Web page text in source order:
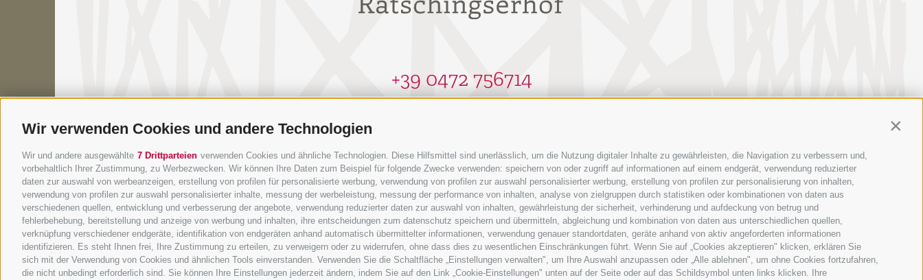
Wir verwenden Cookies und andere Technologien
Wir und andere ausgewählte 7 Drittparteien verwenden Cookies und ähnliche Technologien. Diese Hilfsmittel sind unerlässlich, um die Nutzung digitaler Inhalte zu gewährleisten, die Navigation zu verbessern und,
vorbehaltlich Ihrer Zustimmung, zu Werbezwecken. Wir können Ihre Daten zum Beispiel für folgende Zwecke verwenden: speichern von oder zugriff auf informationen auf einem endgerät, verwendung reduzierter
daten zur auswahl von werbeanzeigen, erstellung von profilen für personalisierte werbung, verwendung von profilen zur auswahl personalisierter werbung, erstellung von profilen zur personalisierung von inhalten,
verwendung von profilen zur auswahl personalisierter inhalte, messung der werbeleistung, messung der performance von inhalten, analyse von zielgruppen durch statistiken oder kombinationen von daten aus
verschiedenen quellen, entwicklung und verbesserung der angebote, verwendung reduzierter daten zur auswahl von inhalten, gewährleistung der sicherheit, verhinderung und aufdeckung von betrug und
fehlerbehebung, bereitstellung und anzeige von werbung und inhalten, ihre entscheidungen zum datenschutz speichern und übermitteln, abgleichung und kombination von daten aus unterschiedlichen quellen,
verknüpfung verschiedener endgeräte, identifikation von endgeräten anhand automatisch übermittelter informationen, verwendung genauer standortdaten, geräte anhand von aktiv angeforderten informationen
identifizieren. Es steht Ihnen frei, Ihre Zustimmung zu erteilen, zu verweigern oder zu widerrufen, ohne dass dies zu wesentlichen Einschränkungen führt. Wenn Sie auf „Cookies akzeptieren" klicken, erklären Sie
sich mit der Verwendung von Cookies und ähnlichen Tools einverstanden. Verwenden Sie die Schaltfläche „Einstellungen verwalten", um Ihre Auswahl anzupassen oder „Alle ablehnen", um ohne Cookies fortzufahren,
die nicht unbedingt erforderlich sind. Sie können Ihre Einstellungen jederzeit ändern, indem Sie auf den Link „Cookie-Einstellungen" unten auf der Seite oder auf das Schildsymbol unten links klicken. Ihre
+39 0472 756714
info@ratschingserhof.com